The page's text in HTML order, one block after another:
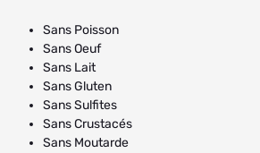
Sans Poisson
Sans Oeuf
Sans Lait
Sans Gluten
Sans Sulfites
Sans Crustacés
Sans Moutarde